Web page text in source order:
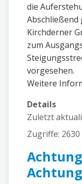
die
Abschließend
Kirchderner
zum
vorgesehen.
Weitere
Details
Zuletzt
Zugriffe: 2630